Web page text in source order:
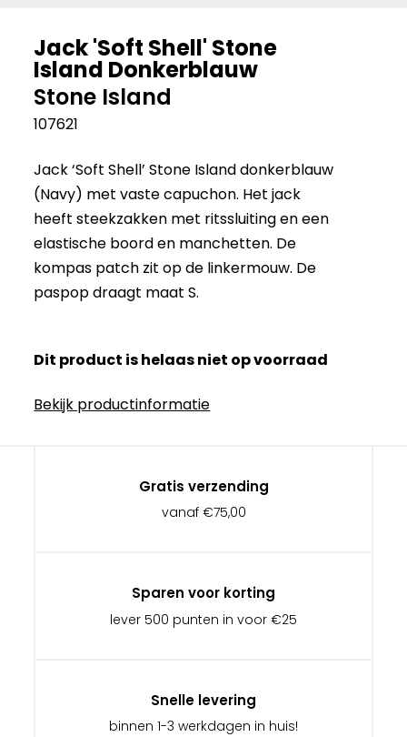
Jack 'Soft Shell' Stone
Island Donkerblauw
Stone Island
107621
Jack ‘Soft Shell’ Stone Island donkerblauw
(Navy) met vaste capuchon. Het jack
heeft steekzakken met ritssluiting en een
elastische boord en manchetten. De
kompas patch zit op de linkermouw. De
paspop draagt maat S.
Dit product is helaas niet op voorraad
Bekijk productinformatie
Gratis verzending
vanaf €75,00
Sparen voor korting
lever 500 punten in voor €25
Snelle levering
binnen 1-3 werkdagen in huis!